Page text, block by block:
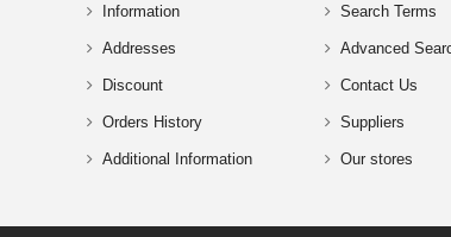
Information
Addresses
Discount
Orders History
Additional Information
Search Terms
Advanced
Contact Us
Suppliers
Our stores